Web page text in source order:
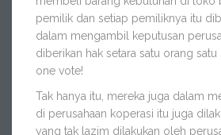
pemilik dan setiap pemiliknya itu
dalam mengambil keputusan
diberikan hak setara satu orang satu
one vote!
Tak hanya itu, mereka juga dalam
di perusahaan koperasi itu juga
yang tak lazim dilakukan oleh